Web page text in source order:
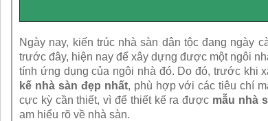
Ngày nay, kiến trúc nhà sàn dân tộc đang ngày
trước đây, hiện nay để xây dựng được một ngôi
tính ứng dụng của ngôi nhà đó. Do đó, trước khi
kế nhà sàn đẹp nhất, phù hợp với các tiêu chí
cực kỳ cần thiết, vì để thiết kế ra được mẫu nhà
am hiểu rõ về nhà sàn.